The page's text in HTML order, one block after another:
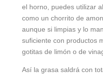
el horno, puedes utilizar
como un chorrito de
aunque si limpias y lo
suficiente con productos
gotitas de limón o de
Así la grasa saldrá con